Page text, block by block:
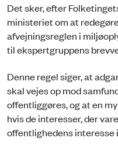
Det sker, efter
ministeriet om at
afvejningsreglen i
til ekspertgruppens
Denne regel siger, at
skal vejes op mod
offentliggøres, og at en
hvis de interesser, der
offentlighedens interesse